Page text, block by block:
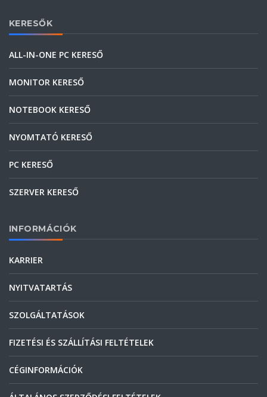
KERESŐK
ALL-IN-ONE PC KERESŐ
MONITOR KERESŐ
NOTEBOOK KERESŐ
NYOMTATÓ KERESŐ
PC KERESŐ
SZERVER KERESŐ
INFORMÁCIÓK
KARRIER
NYITVATARTÁS
SZOLGÁLTATÁSOK
FIZETÉSI ÉS SZÁLLÍTÁSI FELTÉTELEK
CÉGINFORMÁCIÓK